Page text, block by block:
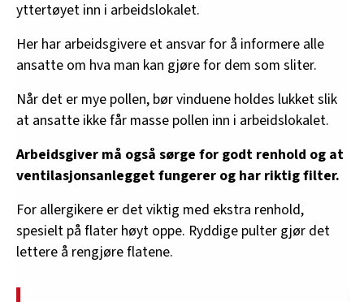
yttertøyet inn i arbeidslokalet.
Her har arbeidsgivere et ansvar for å informere alle
ansatte om hva man kan gjøre for dem som sliter.
Når det er mye pollen, bør vinduene holdes lukket slik
at ansatte ikke får masse pollen inn i arbeidslokalet.
Arbeidsgiver må også sørge for godt renhold og at
ventilasjonsanlegget fungerer og har riktig filter.
For allergikere er det viktig med ekstra renhold,
spesielt på flater høyt oppe. Ryddige pulter gjør det
lettere å rengjøre flatene.